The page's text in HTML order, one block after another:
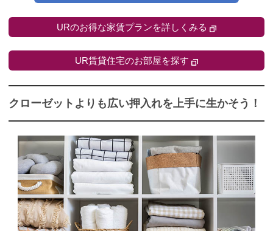
URのお得な家賃プランを詳しくみる
UR賃貸住宅のお部屋を探す
クローゼットよりも広い押入れを上手に生かそう！